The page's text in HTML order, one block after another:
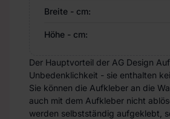
Breite - cm:
Höhe - cm:
Der Hauptvorteil der AG Design
Unbedenklichkeit - sie enthalten
Sie können die Aufkleber an die
auch mit dem Aufkleber nicht
werden selbstständig aufgeklebt,